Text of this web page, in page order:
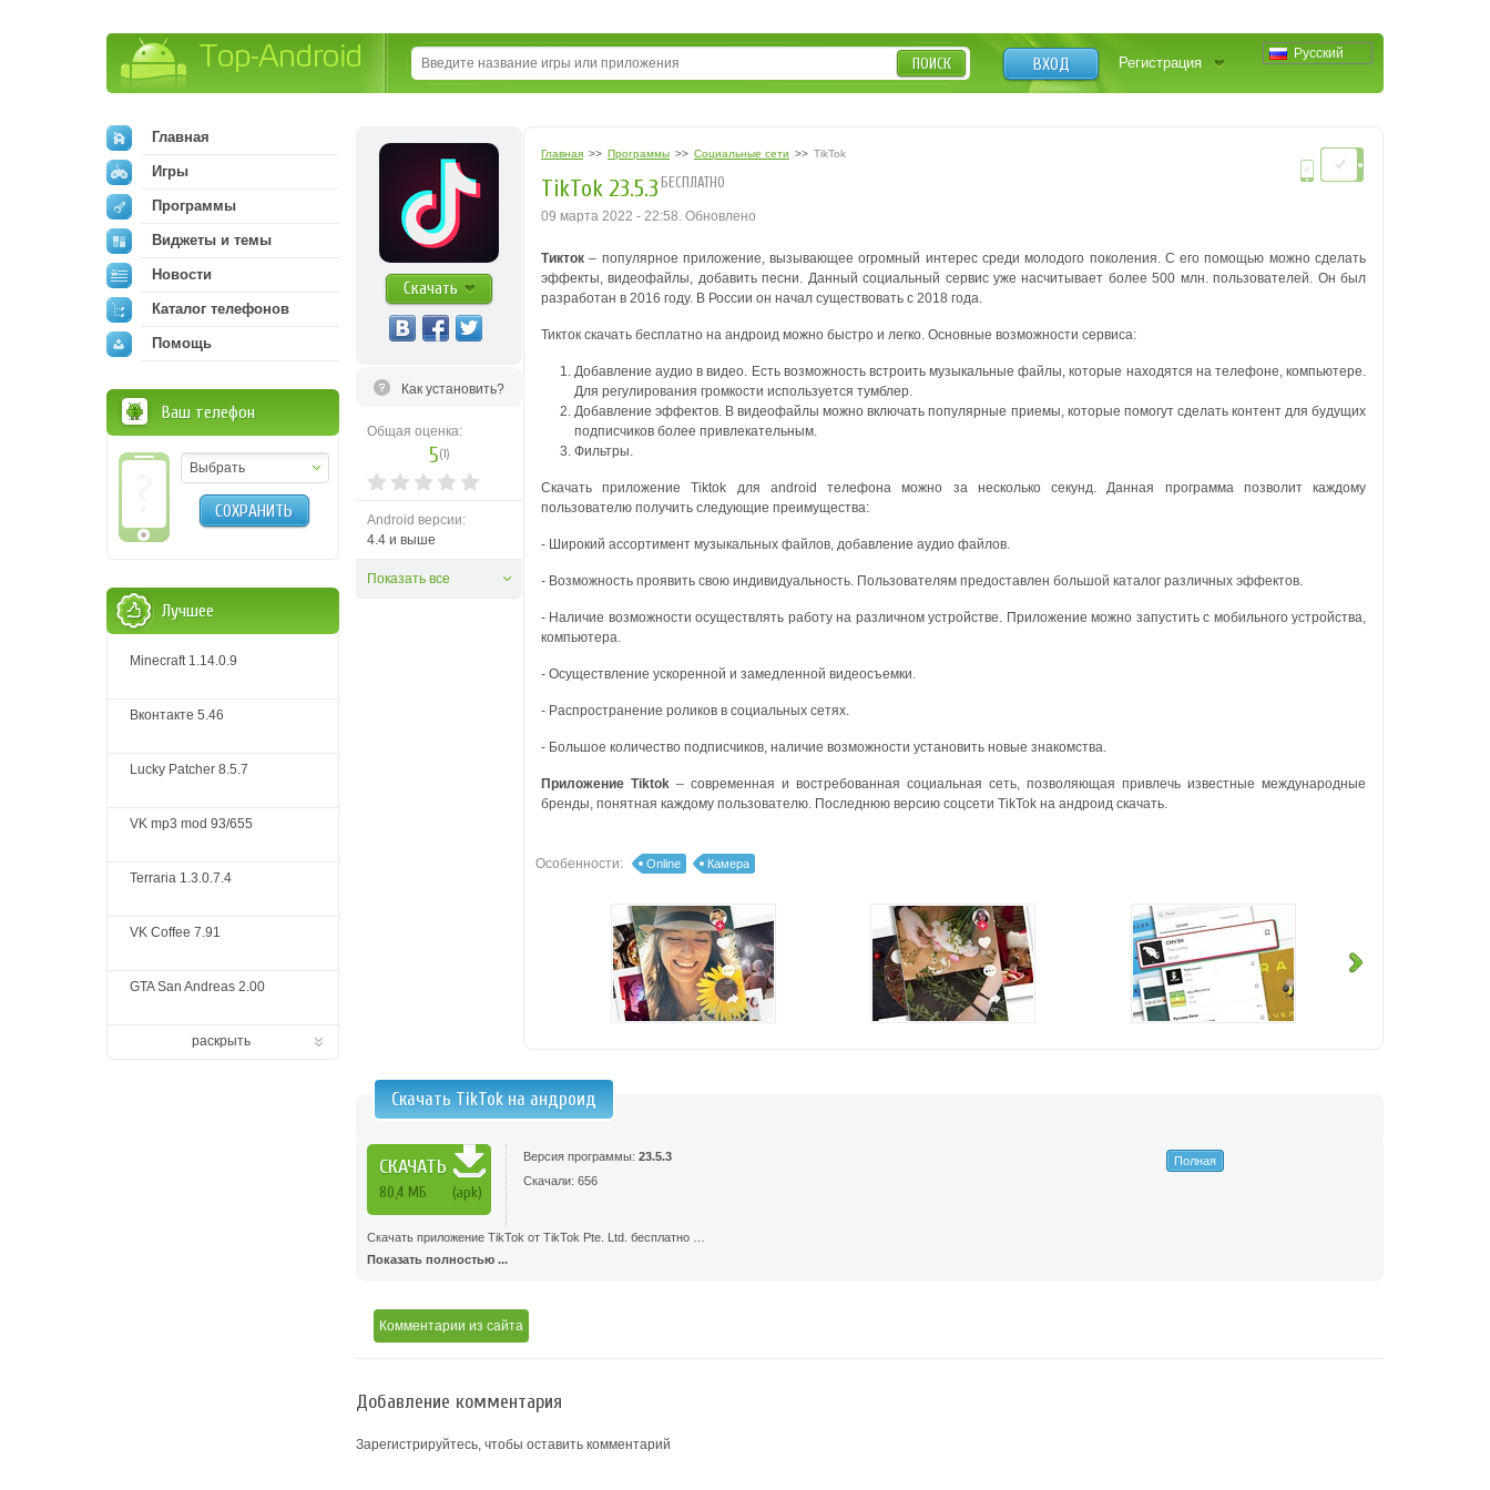
Русский
ВХОД Регистрация
ПОИСК
Скачать
Как установить?
Общая оценка:
5(1)
Android версии:
4.4 и выше
Показать все
Главная >> Программы >> Социальные сети >> TikTok
TikTok 23.5.3 БЕСПЛАТНО
09 марта 2022 - 22:58. Обновлено
Тикток– популярное приложение, вызывающее огромный интерес среди молодого поколения. С его помощью можно сделать
эффекты, видеофайлы, добавить песни. Данный социальный сервис уже насчитывает более 500 млн. пользователей. Он был
разработан в 2016 году. В России он начал существовать с 2018 года.
Тикток скачать бесплатно на андроид можно быстро и легко. Основные возможности сервиса:
Добавление аудио в видео. Есть возможность встроить музыкальные файлы, которые находятся на телефоне, компьютере.
Для регулирования громкости используется тумблер.
Добавление эффектов. В видеофайлы можно включать популярные приемы, которые помогут сделать контент для будущих
подписчиков более привлекательным.
Фильтры.
Скачать приложение Tiktok для android телефона можно за несколько секунд. Данная программа позволит каждому
пользователю получить следующие преимущества:
- Широкий ассортимент музыкальных файлов, добавление аудио файлов.
- Возможность проявить свою индивидуальность. Пользователям предоставлен большой каталог различных эффектов.
- Наличие возможности осуществлять работу на различном устройстве. Приложение можно запустить с мобильного устройства,
компьютера.
- Осуществление ускоренной и замедленной видеосъемки.
- Распространение роликов в социальных сетях.
- Большое количество подписчиков, наличие возможности установить новые знакомства.
Приложение Tiktok – современная и востребованная социальная сеть, позволяющая привлечь известные международные
бренды, понятная каждому пользователю. Последнюю версию соцсети TikTok на андроид скачать.
Особенности: Online Камера
Скачать TikTok на андроид
СКАЧАТЬ
80,4 МБ (apk)
Версия программы: 23.5.3
Скачали: 656
Полная
Скачать приложение TikTok от TikTok Pte. Ltd. бесплатно …
Показать полностью ...
Комментарии из сайта
Добавление комментария
Зарегистрируйтесь, чтобы оставить комментарий
Главная
Игры
Программы
Виджеты и темы
Новости
Каталог телефонов
Помощь
Ваш телефон
Выбрать
СОХРАНИТЬ
Лучшее
Minecraft 1.14.0.9
Вконтакте 5.46
Lucky Patcher 8.5.7
VK mp3 mod 93/655
Terraria 1.3.0.7.4
VK Coffee 7.91
GTA San Andreas 2.00
раскрыть